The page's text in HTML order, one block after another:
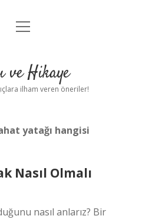
Anasayfa
Uyarı
menüyü
ve Hikaye
ilham veren öneriler!
yatağı hangisi
Nasıl Olmalı
nasıl anlarız? Bir